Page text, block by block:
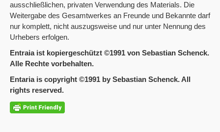
ausschließlichen, privaten Verwendung des Materials. Die
Weitergabe des Gesamtwerkes an Freunde und Bekannte darf
nur komplett, nicht auszugsweise und nur unter Nennung des
Urhebers erfolgen.
Entraia ist kopiergeschützt ©1991 von Sebastian Schenck.
Alle Rechte vorbehalten.
Entaria is copyright ©1991 by Sebastian Schenck. All
rights reserved.